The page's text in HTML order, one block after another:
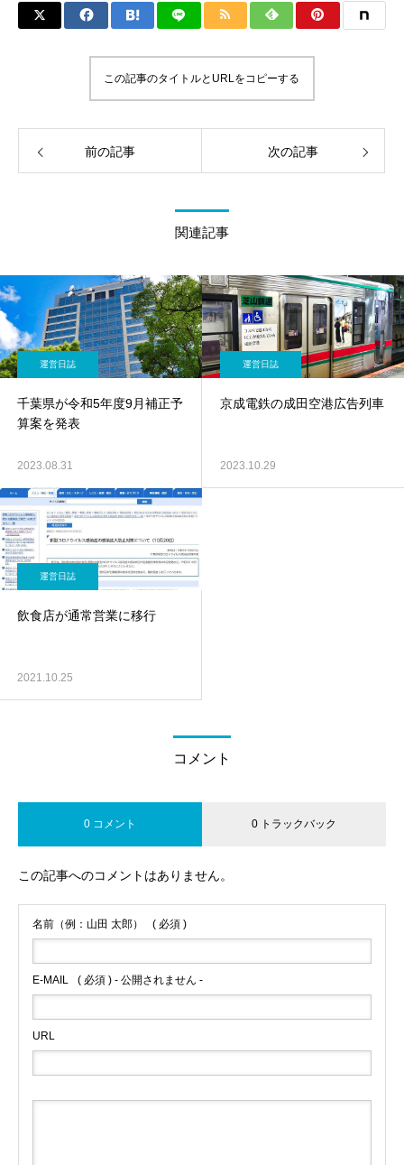
この記事のタイトルとURLをコピーする
前の記事 次の記事
関連記事
運営日誌
千葉県が令和5年度9月補正予
算案を発表
2023.08.31
運営日誌
京成電鉄の成田空港広告列車
2023.10.29
運営日誌
飲食店が通常営業に移行
2021.10.25
コメント
0 コメント 0 トラックバック
この記事へのコメントはありません。
名前（例：山田 太郎） ( 必須 )
E-MAIL ( 必須 ) - 公開されません -
URL